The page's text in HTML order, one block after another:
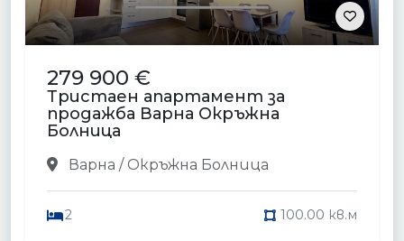
279 900 €
Тристаен апартамент за
продажба Варна Окръжна
Болница
Варна / Окръжна Болница
2 100.00 кв.м